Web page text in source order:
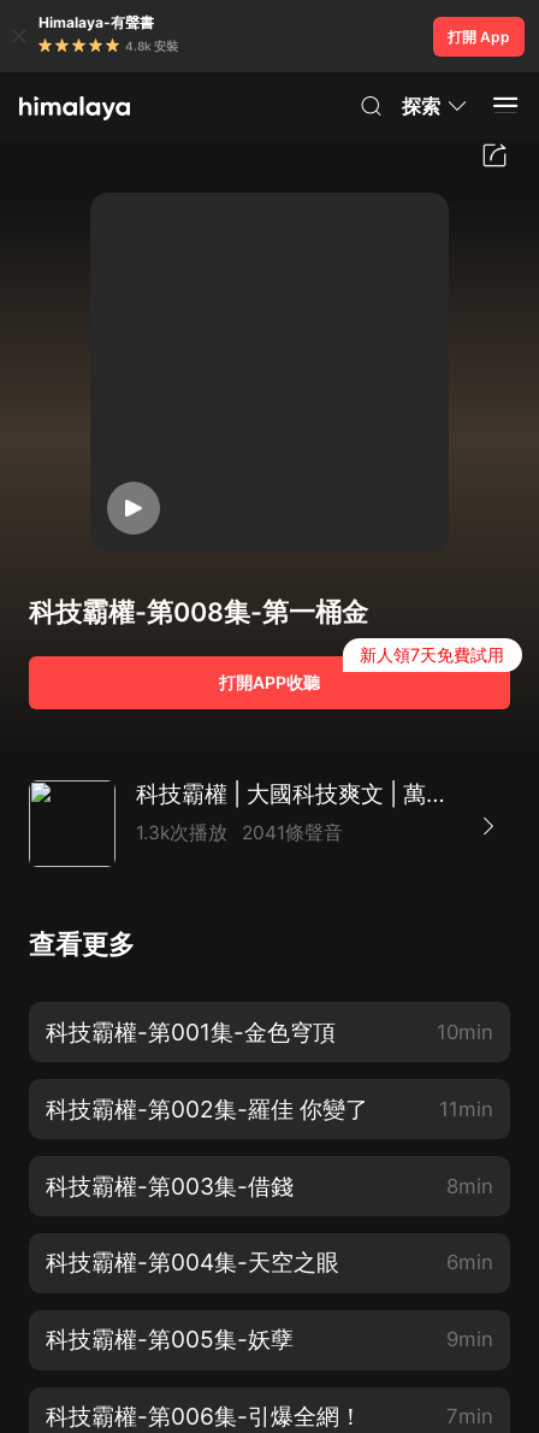
Himalaya-有聲書
4.8k 安裝
打開 App
探索
科技霸權-第008集-第一桶金
打開APP收聽
新人領7天免費試用
科技霸權 | 大國科技爽文 | 萬歷大帝領銜多人有聲劇
1.3k次播放 2041條聲音
查看更多
科技霸權-第001集-金色穹頂 10min
科技霸權-第002集-羅佳 你變了 11min
科技霸權-第003集-借錢 8min
科技霸權-第004集-天空之眼 6min
科技霸權-第005集-妖孽 9min
科技霸權-第006集-引爆全網！ 7min